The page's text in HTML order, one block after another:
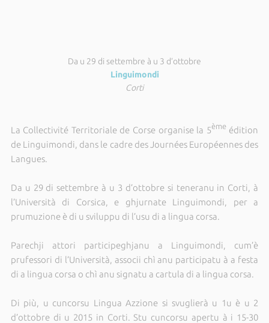
Da u 29 di settembre à u 3 d’ottobre
Linguimondi
Corti
La Collectivité Territoriale de Corse organise la 5èmeédition
de Linguimondi, dans le cadre des Journées Européennes des
Langues.
Da u 29 di settembre à u 3 d’ottobre si teneranu in Corti, à
l’Università di Corsica, e ghjurnate Linguimondi, per a
prumuzione è di u sviluppu di l’usu di a lingua corsa.
Parechji attori participeghjanu a Linguimondi, cum’è
prufessori di l’Università, associi chì anu participatu à a festa
di a lingua corsa o chì anu signatu a cartula di a lingua corsa.
Di più, u cuncorsu Lingua Azzione si svuglierà u 1u è u 2
d’ottobre di u 2015 in Corti. Stu cuncorsu apertu à i 15-30